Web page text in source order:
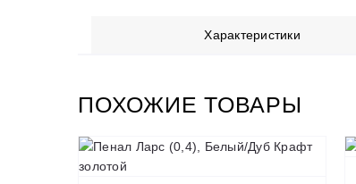
Характеристики
ПОХОЖИЕ ТОВАРЫ